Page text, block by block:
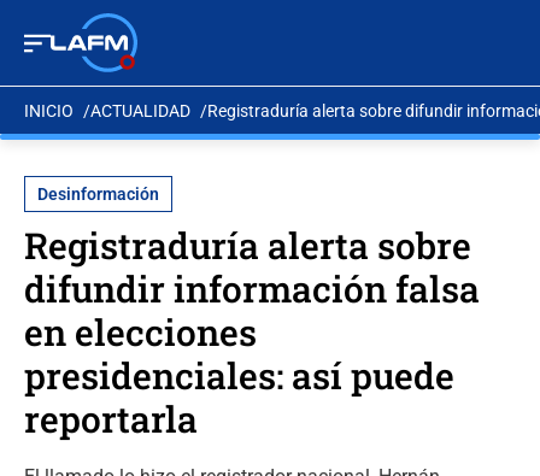
INICIO ACTUALIDAD Registraduría alerta sobre difundir
Desinformación
Registraduría alerta sobre
difundir información falsa
en elecciones
presidenciales: así puede
reportarla